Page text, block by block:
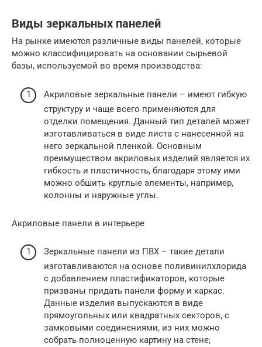
Виды зеркальных панелей
На рынке имеются различные виды панелей, которые
можно классифицировать на основании сырьевой
базы, используемой во время производства:
Акриловые зеркальные панели – имеют гибкую
структуру и чаще всего применяются для
отделки помещения. Данный тип деталей может
изготавливаться в виде листа с нанесенной на
него зеркальной пленкой. Основным
преимуществом акриловых изделий является их
гибкость и пластичность, благодаря этому ими
можно обшить круглые элементы, например,
колонны и наружные углы.
Акриловые панели в интерьере
Зеркальные панели из ПВХ – такие детали
изготавливаются на основе поливинилхлорида
с добавлением пластификаторов, которые
призваны придать панели форму и каркас.
Данные изделия выпускаются в виде
прямоугольных или квадратных секторов, с
замковыми соединениями, из них можно
собрать полноценную картину на стене;